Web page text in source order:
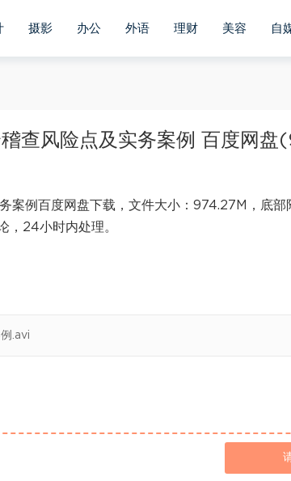
摄影 办公 外语 理财 美容 自
查风险点及实务案例 百度网盘
案例百度网盘下载，文件大小：974.27M，底部
，24小时内处理。
.avi